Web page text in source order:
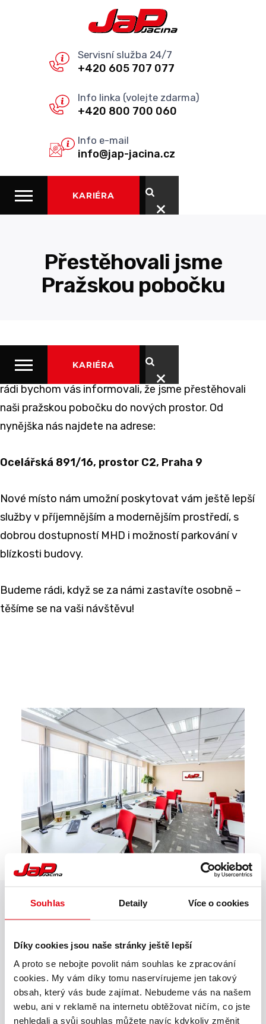
Souhlas Detaily Více o cookies
Díky cookies jsou naše stránky ještě lepší
A proto se nebojte povolit nám souhlas ke zpracování
cookies. My vám díky tomu naservírujeme jen takový
obsah, který vás bude zajímat. Nebudeme vás na našem
webu, ani v reklamě na internetu obtěžovat ničím, co jste
nehledali a svůj souhlas můžete navíc kdykoliv změnit
Servisní služba 24/7
+420 605 707 077
Info linka (volejte zdarma)
+420 800 700 060
Info e-mail
info@jap-jacina.cz
KARIÉRA
KARIÉRA
Přestěhovali jsme
Pražskou pobočku
rádi bychom vás informovali, že jsme přestěhovali
naši pražskou pobočku do nových prostor. Od
nynějška nás najdete na adrese:
Ocelářská 891/16, prostor C2, Praha 9
Nové místo nám umožní poskytovat vám ještě lepší
služby v příjemnějším a modernějším prostředí, s
dobrou dostupností MHD i možností parkování v
blízkosti budovy.
Budeme rádi, když se za námi zastavíte osobně –
těšíme se na vaši návštěvu!
Potřebujete poradit?
Napište nám.